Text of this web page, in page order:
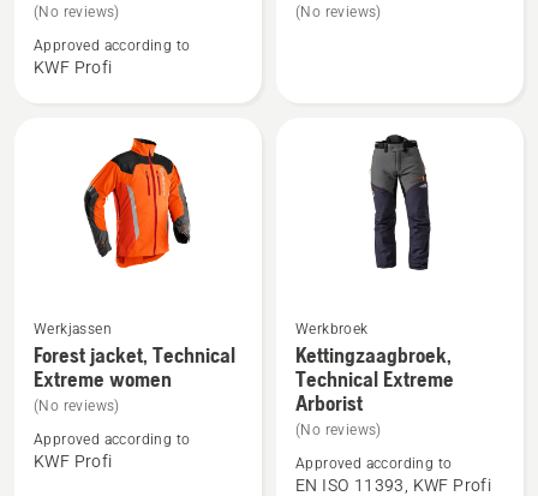
over
Bosbouwjack,
Technical
(No reviews)
Approved according to
KWF Profi
over
(No reviews)
Bekijk
meer
details
over
Forest
Werkjassen
Forest jacket, Technical
Extreme women
(No reviews)
Approved according to
KWF Profi
Bekijk
meer
details
over
Technical
Werkbroek
Kettingzaagbroek,
Technical Extreme
Arborist
(No reviews)
Approved according to
EN ISO 11393, KWF Profi